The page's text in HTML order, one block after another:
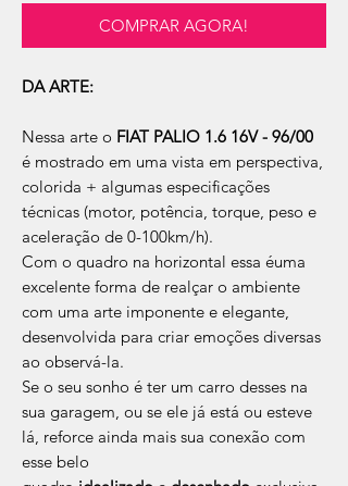
COMPRAR AGORA!
DA ARTE:
Nessa arte o FIAT PALIO 1.6 16V - 96/00
é mostrado em uma vista em perspectiva,
colorida + algumas especificações
técnicas (motor, potência, torque, peso e
aceleração de 0-100km/h).
Com o quadro na horizontal essa éuma
excelente forma de realçar o ambiente
com uma arte imponente e elegante,
desenvolvida para criar emoções diversas
ao observá-la.
Se o seu sonho é ter um carro desses na
sua garagem, ou se ele já está ou esteve
lá, reforce ainda mais sua conexão com
esse belo